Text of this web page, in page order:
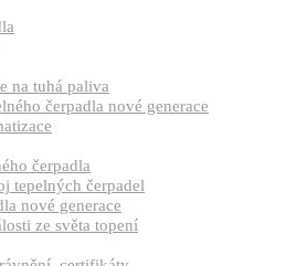
na tuhá paliva
čerpadla nové generace
čerpadla
tepelných čerpadel
nové generace
ze světa topení